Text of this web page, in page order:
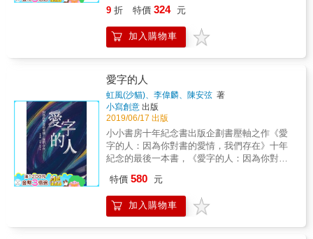
向，著重以長時間、多角度的訪查與觀察，試
連。」 此回，她不僅大開大合「談古書」，也
綿長「話書人」，好幾精彩長篇甚至追訪長達
二十幾年，引領我們走進光陰之門，隨不同時
至最終段一整個壓箱寶盡出般的淋漓展現，好
生暢快！ 所有的文學都是八卦！？ 也因此，我
們將了解五百年前義大利的印刷出版大師阿爾
杜思，如何締造不朽傳奇、影響迄今；世上有
本號稱最美麗、最難讀之書；《天體運行論》
何以標價高達兩百萬美金；加州古書展前的離
奇竊案宛如電影Mission impossible；陳年情人
命與通俗文化的匿名「大書」。再有文學界名
人楚門．卡波提的骨灰拍賣、哈波．李沉寂半
世紀後出版第二本書的「陰謀論」、丹．布朗
的書本當中， 更像母親般守護著它們──谷川俊
太郎 ▍首刷限量．台灣限定 ◆台灣獨立書店不
屈宣言．手寫珍藏海報◆ 由超過20家台灣讀立
共兩款，隨機贈送一款。 ▍台灣獨立書店感動
推薦 & 專文推薦── 淡水有河book店主 詹正德
686 & 台灣獨立書店感動推薦（依筆畫排序）
── 一本書店 Miru／三餘書店店長 鍾尚樺／天
井逅書選書人 柏良／毛怪和朋友們童書工作室
毛怪／水木書苑／台灣獨立書店文化協會理事
長 陳隆昊／或者書店店長 Ivy／林檎二手書室
林檎書／虎尾厝．Salon主人 王麗萍(辣董)／青
鳥書店創辦人 蔡瑞珊／勇氣書房 陳秀蘭／南崁
caf&eacute;書店 掃地大叔／晃晃二手書店店長
素素／浮光書店店長／荒野夢二店主 銀色快手
／無論如河獨立書店／新手書店店長 鄭宇庭／
9 折 特價 324 元
加入購物車
愛字的人
虹風(沙貓)、李偉麟、陳安弦 著
小寫創意 出版
2019/06/17 出版
小小書房十年紀念書出版企劃書壓軸之作《愛
字的人：因為你對書的愛情，我們存在》十年
紀念的最後一本書，《愛字的人：因為你對書
的最後一塊拼圖。維持著第一手訪談實錄的形
式，我們邀請不同世代的讀者親自現身，來跟
大家說，他們如何透過作品與活動，接近身邊
特價 580 元
加入購物車